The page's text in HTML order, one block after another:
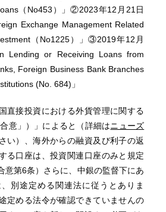
（No453）」②2023年12月21日
Exchange Management Related
（No1225）」③2019年12月
Lending or Receiving Loans from
Foreign Business Bank Branches
(No. 684)」
直接投資における外貨管理に関する
意」）」によると（詳細はニューズ
い）、海外からの融資及び利子の返
る口座は、投資関連口座のみと規定
意第6条）さらに、中銀の監督下にあ
別途定める関連法に従うとありま
定める法令が確認できていませんの